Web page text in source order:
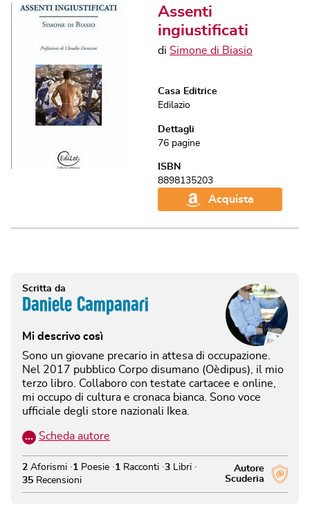
Assenti
ingiustificati
di Simone di Biasio
Casa Editrice
Edilazio
Dettagli
76 pagine
ISBN
8898135203
Acquista
Scritta da
Daniele Campanari
Mi descrivo così
Sono un giovane precario in attesa di occupazione.
Nel 2017 pubblico Corpo disumano (Oèdipus), il mio
terzo libro. Collaboro con testate cartacee e online,
mi occupo di cultura e cronaca bianca. Sono voce
ufficiale degli store nazionali Ikea.
… Scheda autore
Autore
Scuderia
2 Aforismi 1 Poesie 1 Racconti 3 Libri
35 Recensioni